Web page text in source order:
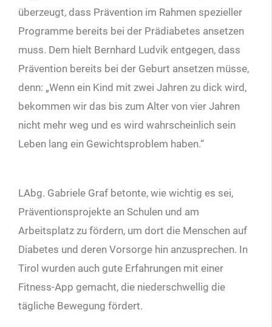
überzeugt, dass Prävention im Rahmen spezieller
Programme bereits bei der Prädiabetes ansetzen
muss. Dem hielt Bernhard Ludvik entgegen, dass
Prävention bereits bei der Geburt ansetzen müsse,
denn: „Wenn ein Kind mit zwei Jahren zu dick wird,
bekommen wir das bis zum Alter von vier Jahren
nicht mehr weg und es wird wahrscheinlich sein
Leben lang ein Gewichtsproblem haben.“
LAbg. Gabriele Graf betonte, wie wichtig es sei,
Präventionsprojekte an Schulen und am
Arbeitsplatz zu fördern, um dort die Menschen auf
Diabetes und deren Vorsorge hin anzusprechen. In
Tirol wurden auch gute Erfahrungen mit einer
Fitness-App gemacht, die niederschwellig die
tägliche Bewegung fördert.